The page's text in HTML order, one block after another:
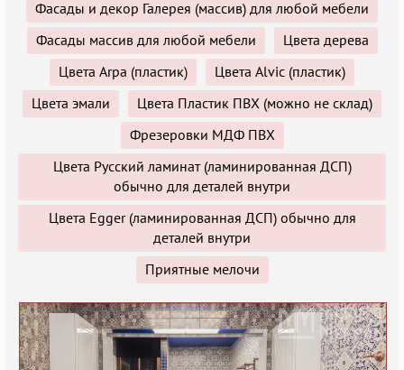
Фасады и декор Галерея (массив) для любой мебели
Фасады массив для любой мебели
Цвета дерева
Цвета Arpa (пластик)
Цвета Alvic (пластик)
Цвета эмали
Цвета Пластик ПВХ (можно не склад)
Фрезеровки МДФ ПВХ
Цвета Русский ламинат (ламинированная ДСП)
обычно для деталей внутри
Цвета Egger (ламинированная ДСП) обычно для
деталей внутри
Приятные мелочи